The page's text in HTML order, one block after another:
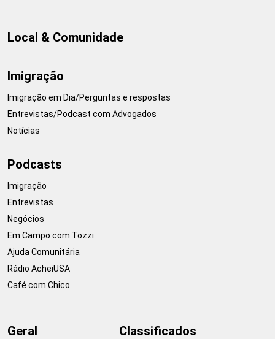
Local & Comunidade
Imigração
Imigração em Dia/Perguntas e respostas
Entrevistas/Podcast com Advogados
Notícias
Podcasts
Imigração
Entrevistas
Negócios
Em Campo com Tozzi
Ajuda Comunitária
Rádio AcheiUSA
Café com Chico
Geral Classificados